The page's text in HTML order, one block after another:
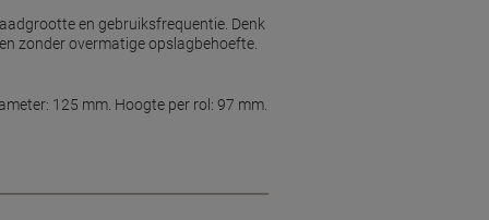
en gebruiksfrequentie. Denk
zonder overmatige opslagbehoefte.
125 mm. Hoogte per rol: 97 mm.